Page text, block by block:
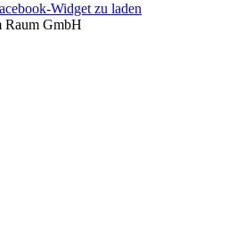
Widget zu laden
GmbH